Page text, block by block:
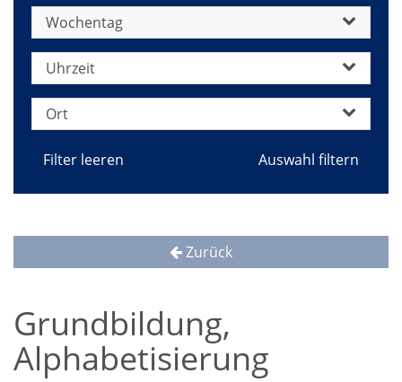
Wochentag
Uhrzeit
Ort
Filter leeren
Zurück
Grundbildung,
Alphabetisierung